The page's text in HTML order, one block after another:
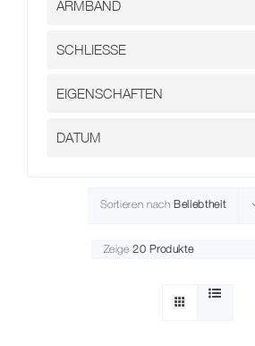
Sortieren nach Beliebtheit
Zeige20 Produkte